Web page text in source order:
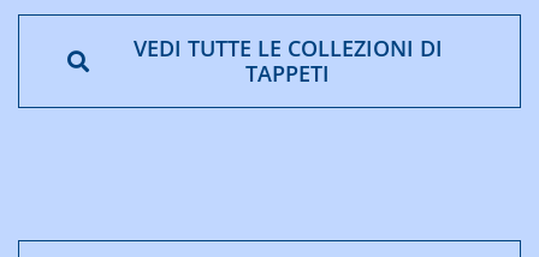
VEDI TUTTE LE COLLEZIONI DI
TAPPETI